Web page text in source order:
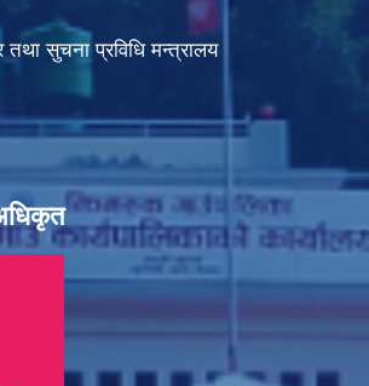
सुचना प्रविधि मन्त्रालय